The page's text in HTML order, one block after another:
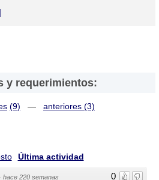
Asimismo, se advierte que las
a cambios e incluso, a posibles
y requerimientos:
(9) — anteriores (3)
Última actividad
0
· hace 220 semanas